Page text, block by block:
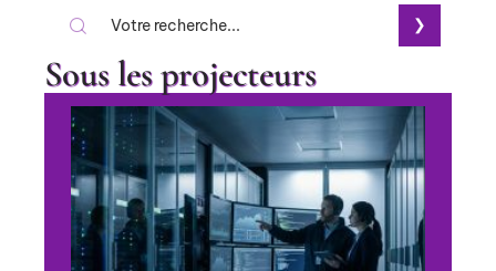
Sous les projecteurs